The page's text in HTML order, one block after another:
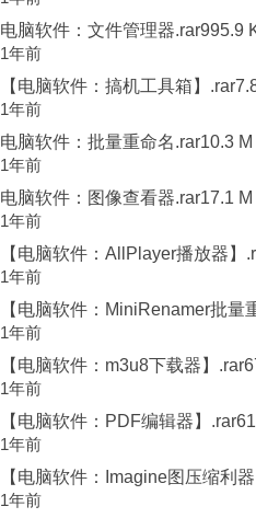
电脑软件：文件管理器.rar995.9
1年前
【电脑软件：搞机工具箱】
1年前
电脑软件：批量重命名.rar10.3 M
1年前
电脑软件：图像查看器.rar17.1 M
1年前
【电脑软件：AllPlayer播放器】
1年前
【电脑软件：MiniRenamer批量
1年前
【电脑软件：m3u8下载器】
1年前
【电脑软件：PDF编辑器】
1年前
【电脑软件：Imagine图压缩利
1年前